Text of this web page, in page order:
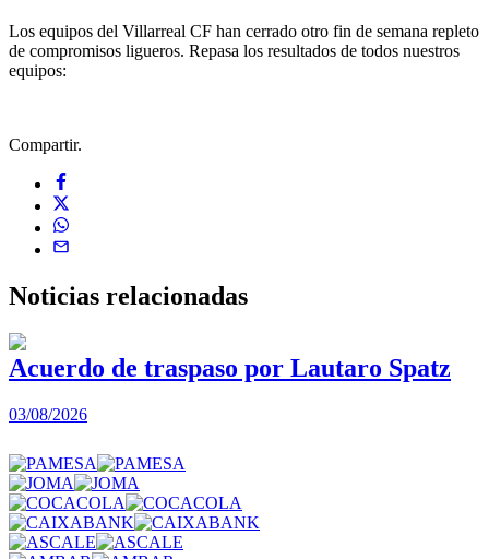
Los equipos del Villarreal CF han cerrado otro fin de semana repleto
de compromisos ligueros. Repasa los resultados de todos nuestros
equipos:
Compartir.
Noticias relacionadas
Acuerdo de traspaso por Lautaro Spatz
03/08/2026